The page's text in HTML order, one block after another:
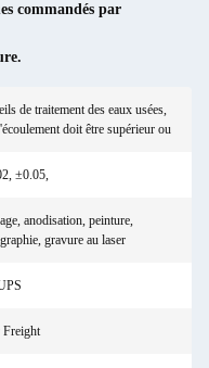
commandés par
de traitement des eaux usées,
doit être supérieur ou
±0.05,
anodisation, peinture,
gravure au laser